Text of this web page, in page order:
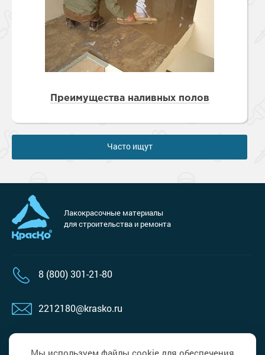
Преимущества наливных полов
Часто ищут
Лакокрасочные материалы
для строительства и ремонта
8 (800) 301-21-80
2212180@krasko.ru
Мы используем файлы cookie для обеспечения